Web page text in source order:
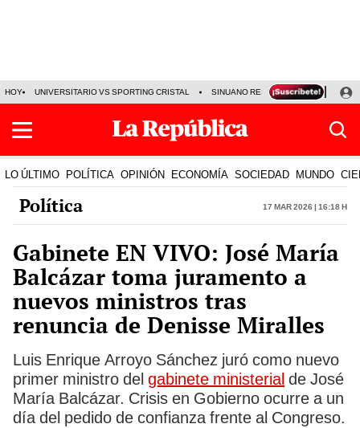
HOY UNIVERSITARIO VS SPORTING CRISTAL SINUANO RESULTADOS HOY
LO ÚLTIMO POLÍTICA OPINIÓN ECONOMÍA SOCIEDAD MUNDO
Política 17 Mar 2026 | 16:18 h
Gabinete EN VIVO: José María
Balcázar toma juramento a
nuevos ministros tras
renuncia de Denisse Miralles
Luis Enrique Arroyo Sánchez juró como nuevo
primer ministro del gabinete ministerial de José
María Balcázar. Crisis en Gobierno ocurre a un
día del pedido de confianza frente al Congreso.